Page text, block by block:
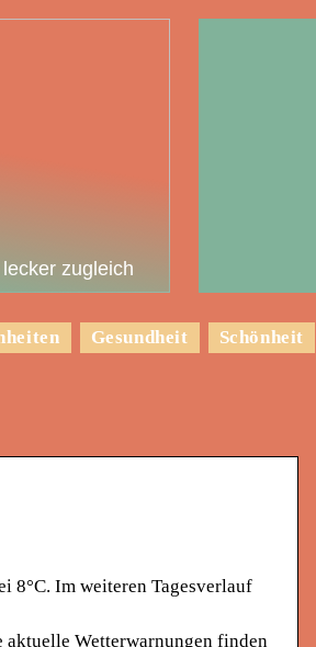
zugleich
Gesundheit Schönheit
8°C. Im weiteren Tagesverlauf
aktuelle Wetterwarnungen finden